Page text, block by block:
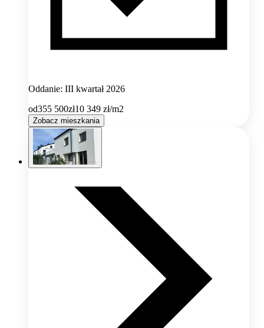
Oddanie: III kwartał 2026
od355 500zł10 349 zł/m2
Zobacz mieszkania